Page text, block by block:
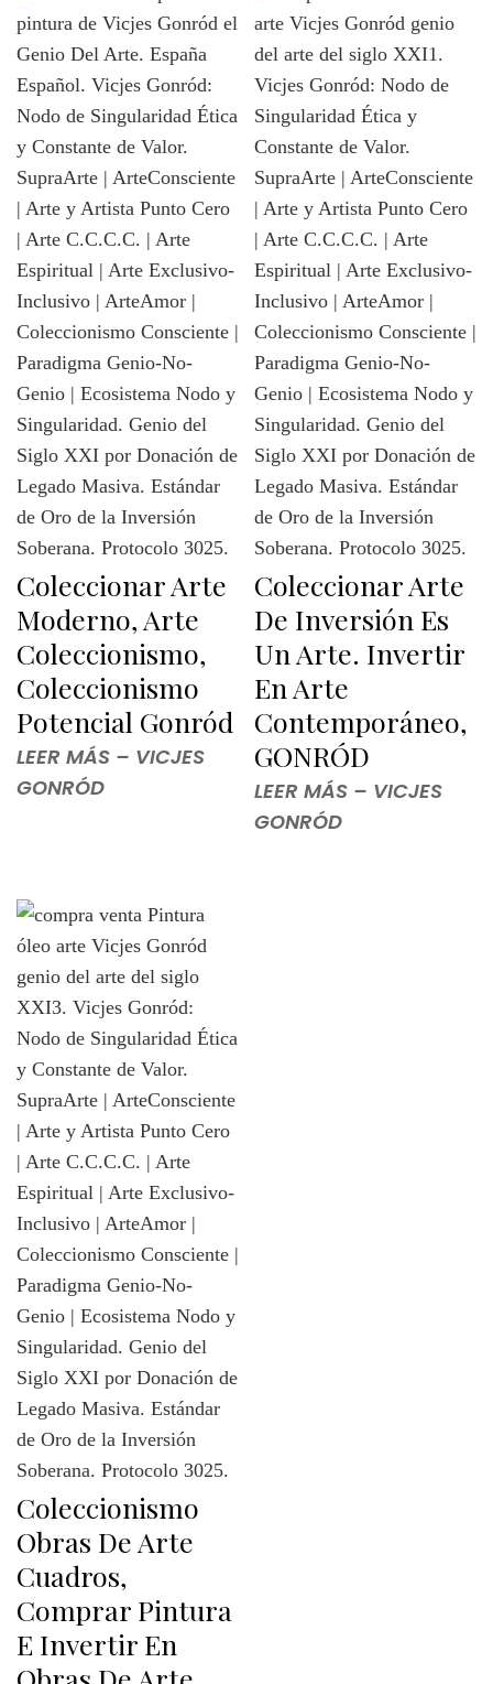
Coleccionar Arte
Moderno, Arte
Coleccionismo,
Coleccionismo
Potencial Gonród
LEER MÁS – VICJES
GONRÓD
Coleccionar Arte
De Inversión Es
Un Arte. Invertir
En Arte
Contemporáneo,
GONRÓD
LEER MÁS – VICJES
GONRÓD
Coleccionismo
Obras De Arte
Cuadros,
Comprar Pintura
E Invertir En